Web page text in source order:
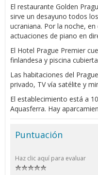
El restaurante Golden
sirve un desayuno todos
ucraniana. Por la noche,
actuaciones de piano en
El Hotel Prague Premier
finlandesa y piscina
Las habitaciones del
privado, TV vía satélite y
El establecimiento está a
Aquasferra. Hay
Puntuación
Haz clic aquí para evaluar